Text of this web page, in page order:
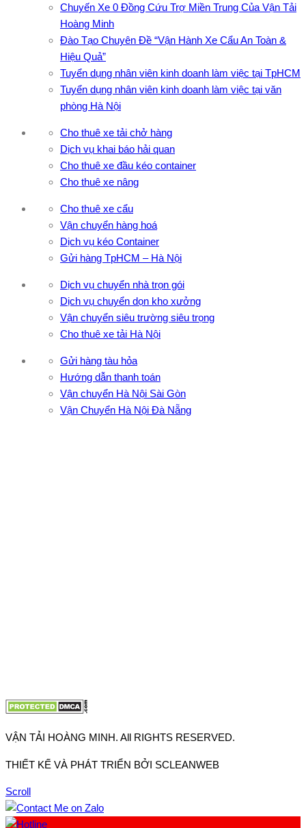
Chuyến Xe 0 Đồng Cứu Trợ Miền Trung Của Vận Tải
Hoàng Minh
Đào Tạo Chuyên Đề “Vận Hành Xe Cẩu An Toàn &
Hiệu Quả”
Tuyển dụng nhân viên kinh doanh làm việc tại TpHCM
Tuyển dụng nhân viên kinh doanh làm việc tại văn
phòng Hà Nội
Cho thuê xe tải chở hàng
Dịch vụ khai báo hải quan
Cho thuê xe đầu kéo container
Cho thuê xe nâng
Cho thuê xe cẩu
Vận chuyển hàng hoá
Dịch vụ kéo Container
Gửi hàng TpHCM – Hà Nội
Dịch vụ chuyển nhà trọn gói
Dịch vụ chuyển dọn kho xưởng
Vận chuyển siêu trường siêu trọng
Cho thuê xe tải Hà Nội
Gửi hàng tàu hỏa
Hướng dẫn thanh toán
Vận chuyển Hà Nội Sài Gòn
Vận Chuyển Hà Nội Đà Nẵng
VẬN TẢI HOÀNG MINH. All RIGHTS RESERVED.
THIẾT KẾ VÀ PHÁT TRIỂN BỞI SCLEANWEB
Scroll